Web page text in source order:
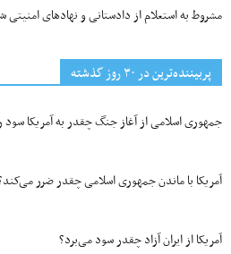
مشروط به استعلام از دادستانی و نهادهای امنیتی
پربیننده‌ترین‌ در ۳۰ روز گذشته
جمهوری اسلامی از آغاز جنگ چقدر به آمریکا سود
آمریکا با ماندن جمهوری اسلامی چقدر ضرر
آمریکا از ایران آزاد چقدر سود می‌برد؟